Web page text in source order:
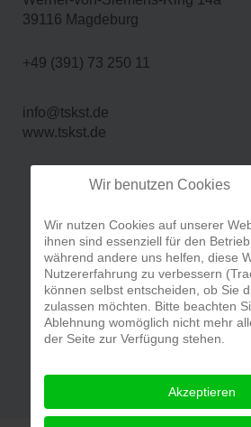
39116 Magdeburg
+49 (391) 73 250 11
info@tskst.de
www.tskst.de
Wir benutzen Cookies
Wir nutzen Cookies auf unserer
ihnen sind essenziell für den Betrieb
während andere uns helfen, diese
Nutzererfahrung zu verbessern
können selbst entscheiden, ob Sie
zulassen möchten. Bitte beachten
Ablehnung womöglich nicht mehr
der Seite zur Verfügung stehen.
Akzeptieren